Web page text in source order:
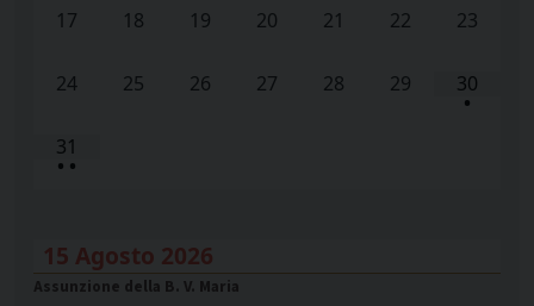
17 18 19 20 21 22 23
24 25 26 27 28 29 30
•
31
• •
15 Agosto 2026
Assunzione della B. V. Maria